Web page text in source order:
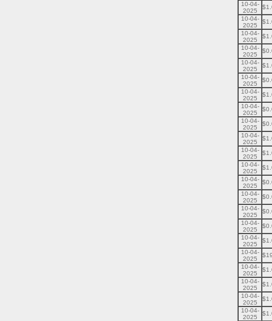
10-04-
2025
10-04-
2025
10-04-
2025
10-04-
2025
10-04-
2025
10-04-
2025
10-04-
2025
10-04-
2025
10-04-
2025
10-04-
2025
10-04-
2025
10-04-
2025
10-04-
2025
10-04-
2025
10-04-
2025
10-04-
2025
10-04-
2025
10-04-
2025
10-04-
2025
10-04-
2025
10-04-
2025
10-04-
2025